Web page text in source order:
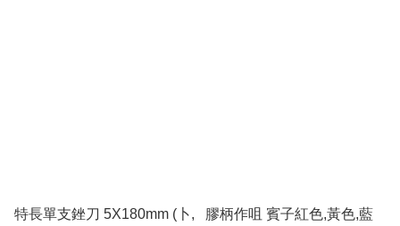
特長單支銼刀 5X180mm (卜,
膠柄作咀 賓子紅色,黃色,藍